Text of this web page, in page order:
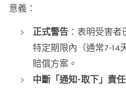
意義：
正式警告 ：表明受害
特定期限內（通常7-14
賠償方案。
中斷「通知-取下」責